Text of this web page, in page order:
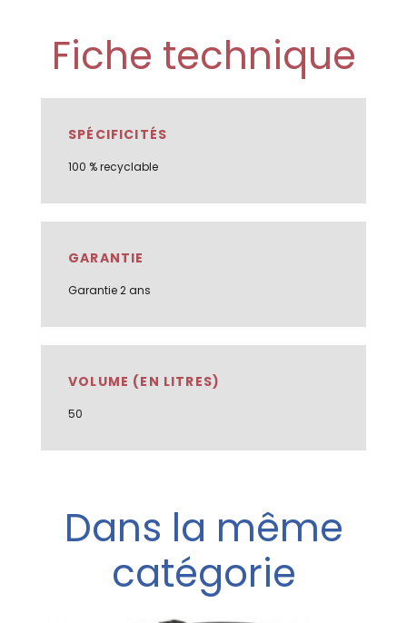
Fiche technique
SPÉCIFICITÉS
100 % recyclable
GARANTIE
Garantie 2 ans
VOLUME (EN LITRES)
50
Dans la même
catégorie